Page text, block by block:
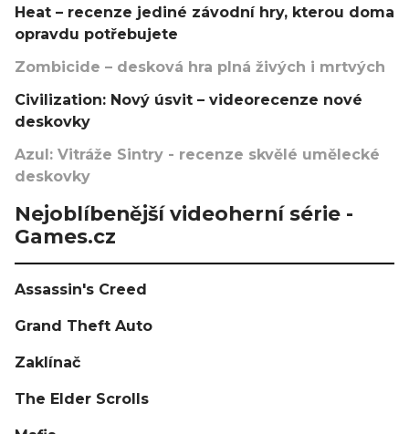
Heat – recenze jediné závodní hry, kterou doma
opravdu potřebujete
Zombicide – desková hra plná živých i mrtvých
Civilization: Nový úsvit – videorecenze nové
deskovky
Azul: Vitráže Sintry - recenze skvělé umělecké
deskovky
Nejoblíbenější videoherní série -
Games.cz
Assassin's Creed
Grand Theft Auto
Zaklínač
The Elder Scrolls